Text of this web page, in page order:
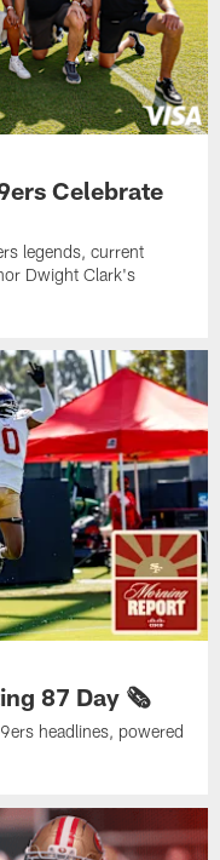
Celebrate
legends, current
Dwight Clark's
87 Day 🗞️
headlines, powered